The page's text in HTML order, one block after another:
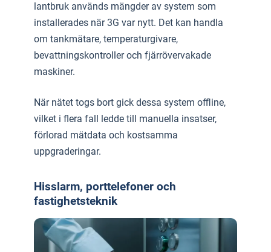
lantbruk används mängder av system som
installerades när 3G var nytt. Det kan handla
om tankmätare, temperaturgivare,
bevattningskontroller och fjärrövervakade
maskiner.
När nätet togs bort gick dessa system offline,
vilket i flera fall ledde till manuella insatser,
förlorad mätdata och kostsamma
uppgraderingar.
Hisslarm, porttelefoner och
fastighetsteknik